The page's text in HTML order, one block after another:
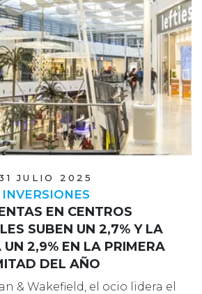
JULIO 2025
INVERSIONES
EN CENTROS
SUBEN UN 2,7% Y LA
UN 2,9% EN LA PRIMERA
DEL AÑO
& Wakefield, el ocio lidera el